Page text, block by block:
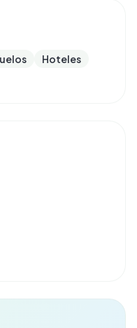
Hoteles